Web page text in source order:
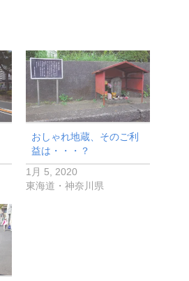
おしゃれ地蔵、そのご利
益は・・・？
1月 5, 2020
東海道・神奈川県